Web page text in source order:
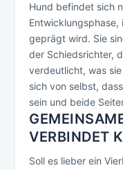
Hund befindet sich
Entwicklungsphase,
geprägt wird. Sie
der Schiedsrichter,
verdeutlicht, was
sich von selbst,
sein und beide
VERBINDET
Soll es lieber ein